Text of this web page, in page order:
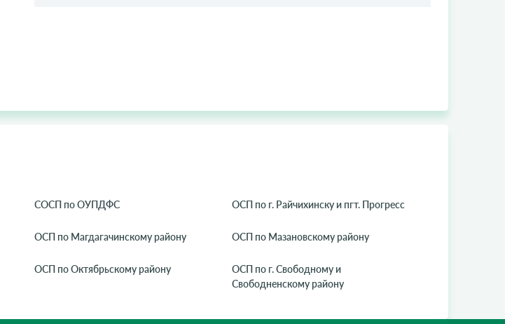
СОСП по ОУПДФС ОСП по г. Райчихинску и пгт. Прогресс
ОСП по Магдагачинскому району ОСП по Мазановскому району
ОСП по Октябрьскому району
ОСП по г. Свободному и
Свободненскому району